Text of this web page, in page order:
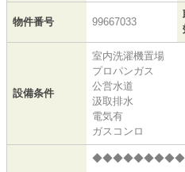
物件番号 99667033
設備条件
室内洗濯機置場
プロパンガス
公営水道
汲取排水
電気有
ガスコンロ